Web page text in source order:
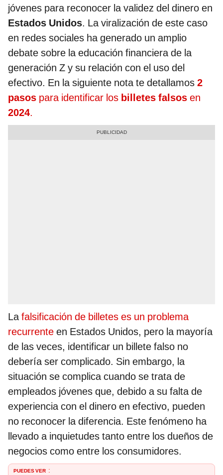
jóvenes para reconocer la validez del dinero en
Estados Unidos. La viralización de este caso
en redes sociales ha generado un amplio
debate sobre la educación financiera de la
generación Z y su relación con el uso del
efectivo. En la siguiente nota te detallamos 2
pasos para identificar los billetes falsos en
2024.
Lafalsificación de billetes es un problema
recurrente en Estados Unidos, pero la mayoría
de las veces, identificar un billete falso no
debería ser complicado. Sin embargo, la
situación se complica cuando se trata de
empleados jóvenes que, debido a su falta de
experiencia con el dinero en efectivo, pueden
no reconocer la diferencia. Este fenómeno ha
llevado a inquietudes tanto entre los dueños de
negocios como entre los consumidores.
PUEDES VER :